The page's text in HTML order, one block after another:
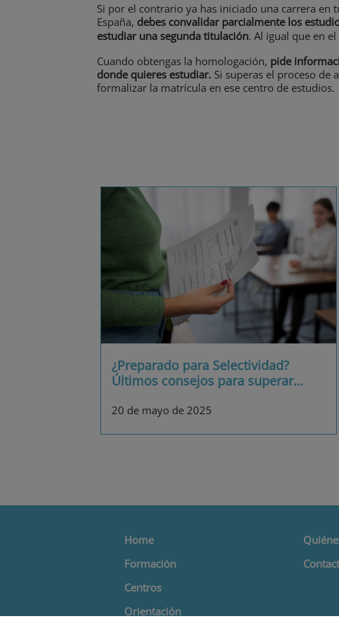
Si por el contrario ya has iniciado una carrera
España, debes convalidar parcialmente los
estudiar una segunda titulación. Al igual que en
Cuando obtengas la homologación, pide
donde quieres estudiar. Si superas el proceso
formalizar la matrícula en ese centro de estudios.
¿Preparado para Selectividad?
Últimos consejos para superar…
20 de mayo de 2025
Home
Formación
Centros
Orientación